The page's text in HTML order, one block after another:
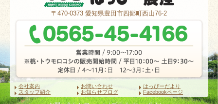
〒470-0373 愛知県豊田市四郷町西山76-2
会社案内 お問い合わせ
はっぴーだより
スタッフ紹介
お知らせブログ Facebookページ